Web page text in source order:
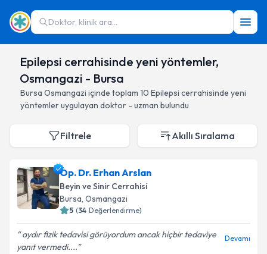
Doktor, klinik ara...
Epilepsi cerrahisinde yeni yöntemler,
Osmangazi - Bursa
Bursa Osmangazi içinde toplam 10 Epilepsi cerrahisinde yeni
yöntemleruygulayan doktor - uzman bulundu
Filtrele Akıllı Sıralama
Op. Dr. Erhan Arslan
Beyin ve Sinir Cerrahisi
Bursa, Osmangazi
5 (34 Değerlendirme)
aydır fizik tedavisi görüyordum ancak hiçbir tedaviye
yanıt vermedi....
Devamı